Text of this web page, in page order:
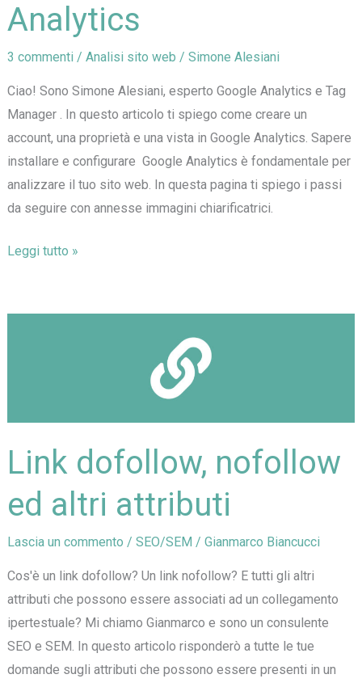
Analytics
3 commenti / Analisi sito web / Simone Alesiani
Ciao! Sono Simone Alesiani, esperto Google Analytics e Tag
Manager . In questo articolo ti spiego come creare un
account, una proprietà e una vista in Google Analytics. Sapere
installare e configurare Google Analytics è fondamentale per
analizzare il tuo sito web. In questa pagina ti spiego i passi
da seguire con annesse immagini chiarificatrici.
Come
Analytics
Leggi tutto »
Link dofollow, nofollow
ed altri attributi
Lascia un commento / SEO/SEM / Gianmarco Biancucci
Cos'è un link dofollow? Un link nofollow? E tutti gli altri
attributi che possono essere associati ad un collegamento
ipertestuale? Mi chiamo Gianmarco e sono un consulente
SEO e SEM. In questo articolo risponderò a tutte le tue
domande sugli attributi che possono essere presenti in un